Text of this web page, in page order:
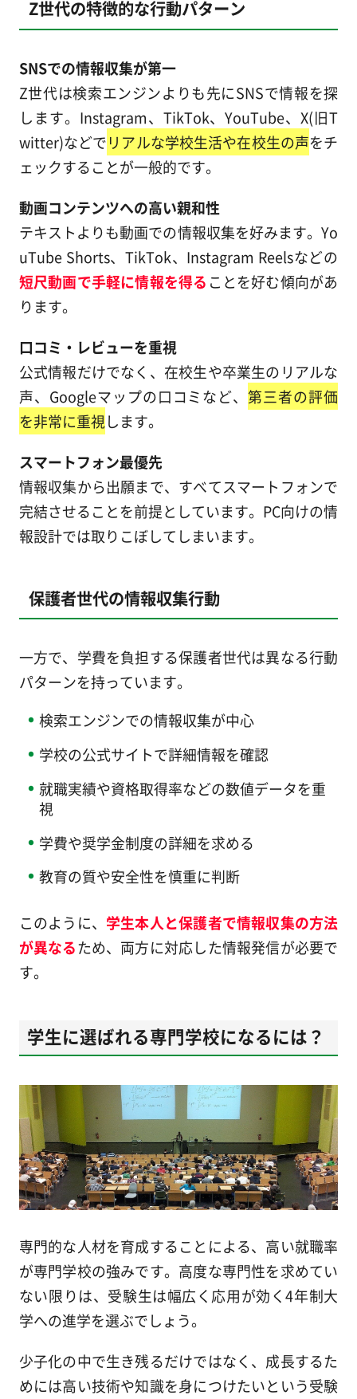
Z世代の特徴的な行動パターン
SNSでの情報収集が第一
Z世代は検索エンジンよりも先にSNSで情報を探
します。Instagram、TikTok、YouTube、X(旧T
witter)などでリアルな学校生活や在校生の声をチ
ェックすることが一般的です。
動画コンテンツへの高い親和性
テキストよりも動画での情報収集を好みます。Yo
uTube Shorts、TikTok、Instagram Reelsなどの
短尺動画で手軽に情報を得る ことを好む傾向があ
ります。
口コミ・レビューを重視
公式情報だけでなく、在校生や卒業生のリアルな
声、Googleマップの口コミなど、第三者の評価
を非常に重視します。
スマートフォン最優先
情報収集から出願まで、すべてスマートフォンで
完結させることを前提としています。PC向けの情
報設計では取りこぼしてしまいます。
保護者世代の情報収集行動
一方で、学費を負担する保護者世代は異なる行動
パターンを持っています。
検索エンジンでの情報収集が中心
学校の公式サイトで詳細情報を確認
就職実績や資格取得率などの数値データを重
視
学費や奨学金制度の詳細を求める
教育の質や安全性を慎重に判断
このように、 学生本人と保護者で情報収集の方法
が異なるため、両方に対応した情報発信が必要で
す。
学生に選ばれる専門学校になるには？
専門的な人材を育成することによる、高い就職率
が専門学校の強みです。高度な専門性を求めてい
ない限りは、受験生は幅広く応用が効く4年制大
学への進学を選ぶでしょう。
少子化の中で生き残るだけではなく、成長するた
めには高い技術や知識を身につけたいという受験